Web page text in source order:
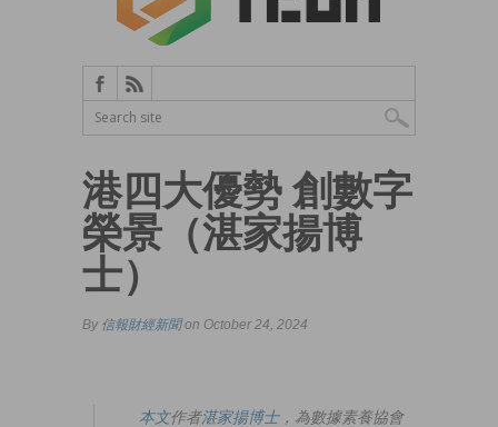
港四大優勢 創數字
榮景（湛家揚博
士）
By 信報財經新聞on October 24, 2024
本文作者湛家揚博士，為數據素養協會